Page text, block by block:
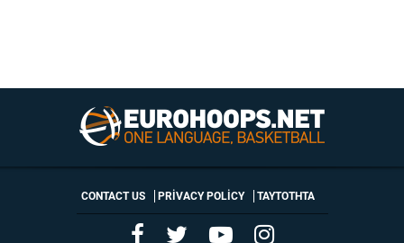
CONTACT US PRIVACY POLICY ΤΑΥΤΟΤΗΤΑ